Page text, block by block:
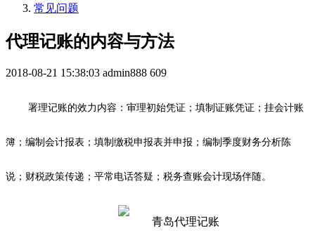
常见问题
代理记账的内容与方法
2018-08-21 15:38:03 admin888 609
署理记账的效力内容：审理初始凭证；填制证账凭证；挂会计账
簿；编制会计报表；填制缴税申报表并申报；编制季度财务分析陈
说；财税政策传递；平常电话答疑；税务查账会计现场伴随。